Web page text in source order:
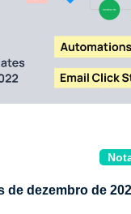
de dezembro de